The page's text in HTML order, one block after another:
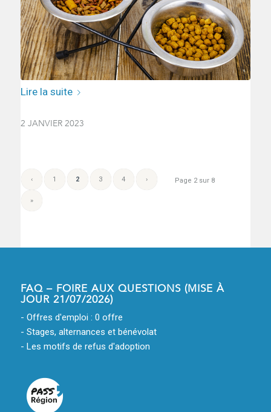
Lire la suite
2 JANVIER 2023
Page 2 sur 8
‹ 1 2 3 4 ›
»
FAQ – FOIRE AUX QUESTIONS (MISE À
JOUR 21/07/2026)
- Offres d'emploi : 0 offre
- Stages, alternances et bénévolat
- Les motifs de refus d'adoption